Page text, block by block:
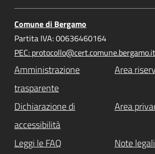
Comune di Bergamo
Partita IVA: 00636460164
PEC: protocollo@cert.comune.bergamo.it
Amministrazione
trasparente
Area
Dichiarazione di
accessibilità
Area
Leggi le FAQ Note legali